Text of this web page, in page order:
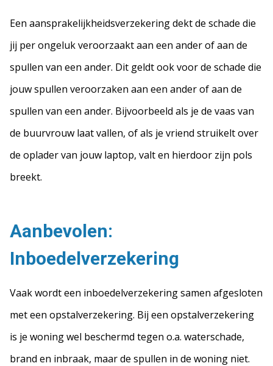
Een aansprakelijkheidsverzekering dekt de schade die
jij per ongeluk veroorzaakt aan een ander of aan de
spullen van een ander. Dit geldt ook voor de schade die
jouw spullen veroorzaken aan een ander of aan de
spullen van een ander. Bijvoorbeeld als je de vaas van
de buurvrouw laat vallen, of als je vriend struikelt over
de oplader van jouw laptop, valt en hierdoor zijn pols
breekt.
Aanbevolen:
Inboedelverzekering
Vaak wordt een inboedelverzekering samen afgesloten
met een opstalverzekering. Bij een opstalverzekering
is je woning wel beschermd tegen o.a. waterschade,
brand en inbraak, maar de spullen in de woning niet.